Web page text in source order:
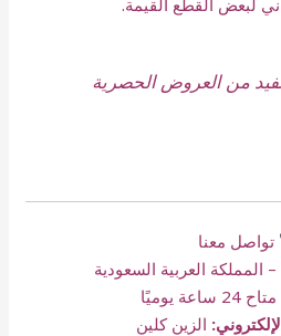
من العروض الحصرية
تواصل معنا
المملكة العربية السعودية
متاح 24 ساعة يوميًا
الزين كلين